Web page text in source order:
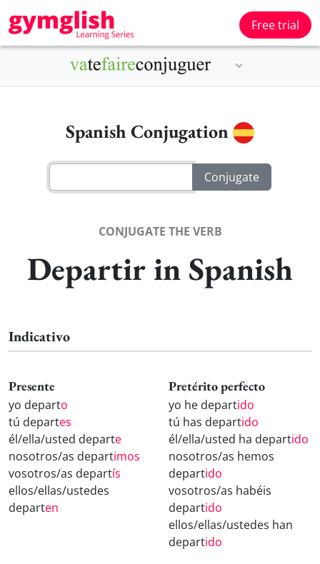
Free trial
Spanish Conjugation
CONJUGATE THE VERB
Departir in Spanish
Indicativo
Presente
yo departo
tú departes
él/ella/usted departe
nosotros/as departimos
vosotros/as departís
ellos/ellas/ustedes
departen
Pretérito perfecto
yo he departido
tú has departido
él/ella/usted ha departido
nosotros/as hemos
departido
vosotros/as habéis
departido
ellos/ellas/ustedes han
departido